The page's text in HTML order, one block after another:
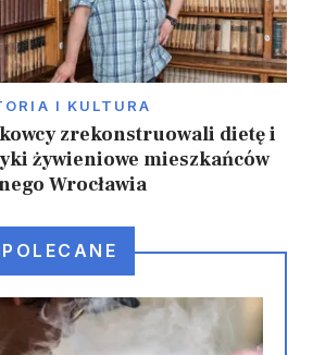
I KULTURA
zrekonstruowali dietę i
żywieniowe mieszkańców
Wrocławia
POLECANE